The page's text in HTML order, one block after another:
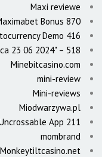
Maxi reviewe
Bonus 870
Demo 416
23 06 2024" – 518
Minebitcasino.com
mini-review
Mini-reviews
Miodwarzywa.pl
App 211
mombrand
Monkeytiltcasino.net